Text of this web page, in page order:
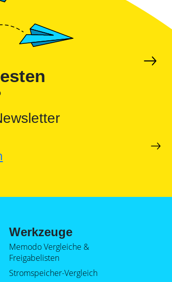
Werkzeuge
Memodo Vergleiche &
Freigabelisten
Stromspeicher-Vergleich